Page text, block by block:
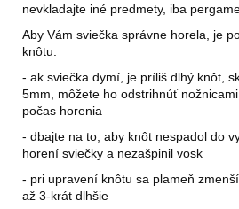
nevkladajte iné predmety, iba
Aby Vám sviečka správne horela, je
knôtu.
- ak sviečka dymí, je príliš dlhý knôt,
5mm, môžete ho odstrihnúť
počas horenia
- dbajte na to, aby knôt nespadol do
horení sviečky a nezašpinil vosk
- pri upravení knôtu sa plameň
až 3-krát dlhšie